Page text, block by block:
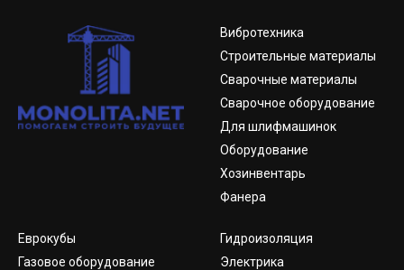
Вибротехника
Строительные материалы
Сварочные материалы
Сварочное оборудование
Для шлифмашинок
Оборудование
Хозинвентарь
Фанера
Еврокубы
Газовое оборудование
Гидроизоляция
Электрика